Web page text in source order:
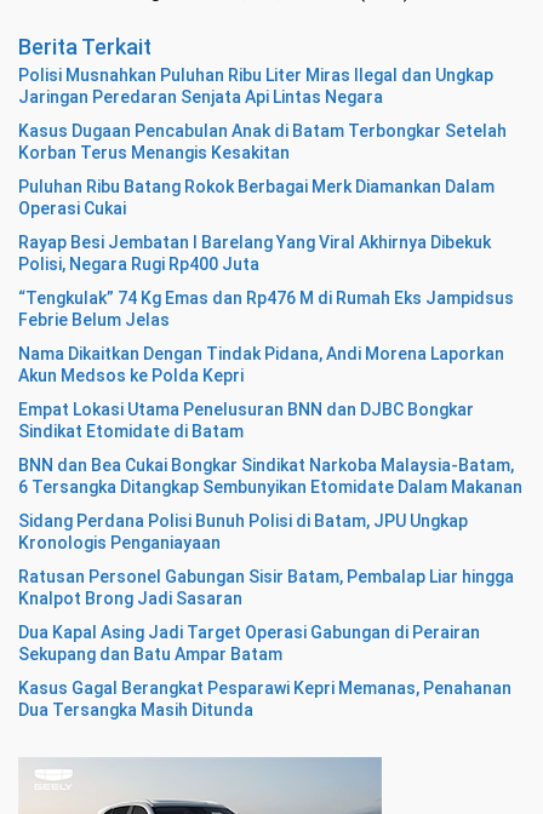
Berita Terkait
Polisi Musnahkan Puluhan Ribu Liter Miras Ilegal dan Ungkap
Jaringan Peredaran Senjata Api Lintas Negara
Kasus Dugaan Pencabulan Anak di Batam Terbongkar Setelah
Korban Terus Menangis Kesakitan
Puluhan Ribu Batang Rokok Berbagai Merk Diamankan Dalam
Operasi Cukai
Rayap Besi Jembatan I Barelang Yang Viral Akhirnya Dibekuk
Polisi, Negara Rugi Rp400 Juta
“Tengkulak” 74 Kg Emas dan Rp476 M di Rumah Eks Jampidsus
Febrie Belum Jelas
Nama Dikaitkan Dengan Tindak Pidana, Andi Morena Laporkan
Akun Medsos ke Polda Kepri
Empat Lokasi Utama Penelusuran BNN dan DJBC Bongkar
Sindikat Etomidate di Batam
BNN dan Bea Cukai Bongkar Sindikat Narkoba Malaysia-Batam,
6 Tersangka Ditangkap Sembunyikan Etomidate Dalam Makanan
Sidang Perdana Polisi Bunuh Polisi di Batam, JPU Ungkap
Kronologis Penganiayaan
Ratusan Personel Gabungan Sisir Batam, Pembalap Liar hingga
Knalpot Brong Jadi Sasaran
Dua Kapal Asing Jadi Target Operasi Gabungan di Perairan
Sekupang dan Batu Ampar Batam
Kasus Gagal Berangkat Pesparawi Kepri Memanas, Penahanan
Dua Tersangka Masih Ditunda